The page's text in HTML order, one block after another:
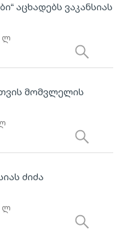
აცხადებს ვაკანსიას
ლ
მომვლელის
ძიძა
ლ